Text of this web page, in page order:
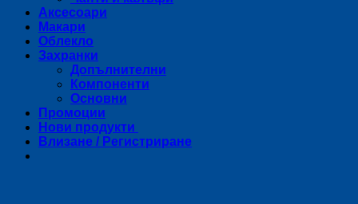
Аксесоари
Макари
Облекло
Захранки
Допълнителни
Компоненти
Основни
Промоции
Нови продукти
Влизане / Регистриране